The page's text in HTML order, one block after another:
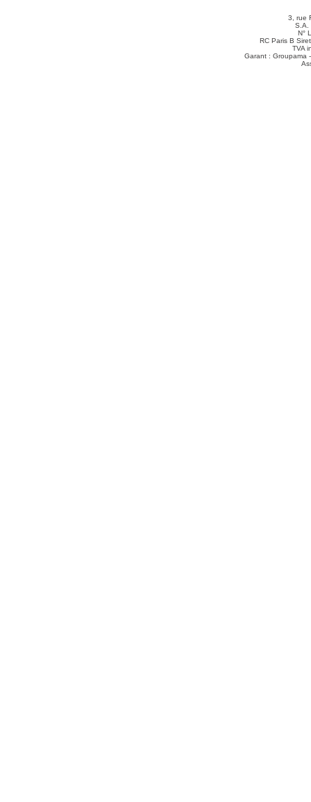
3, rue
S.A.
N°
RC Paris B
TVA
Garant : Groupama